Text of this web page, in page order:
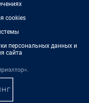
cookies
персональных данных и
сайта